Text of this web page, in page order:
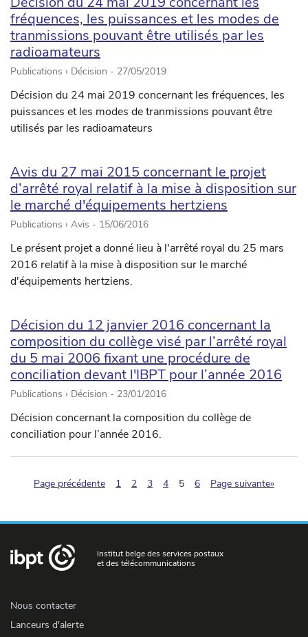
fréquences, les puissances et les modes de
tranmissions pouvant être utilisés par les
radioamateurs
Publications › Décision - 27/05/2019
Décision du 24 mai 2019 concernant les fréquences, les
puissances et les modes de tranmissions pouvant être
utilisés par les radioamateurs
Avis du 27 mai 2015 concernant le projet
d’arrêté royal relatif à la mise à disposition sur
le marché d'équipements hertziens
Publications › Avis - 15/06/2016
Le présent projet a donné lieu à l'arrêté royal du 25 mars
2016 relatif à la mise à disposition sur le marché
d'équipements hertziens.
Décision du 12 janvier 2016 concernant la
composition du collège visé par l’arrêté royal
du 5 mai 2006 fixant une procédure de
conciliation devant l'IBPT pour l’année 2016
Publications › Décision - 23/01/2016
Décision concernant la composition du collège de
conciliation pour l’année 2016.
Page précédente 1 2 3 4 5(pagination.current)
6 Page suivante»
Institut belge des services postaux
et des télécommunications
Nous contacter
Lanceurs d'alerte